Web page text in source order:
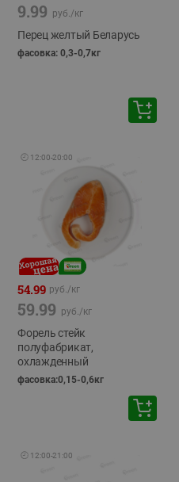
9.99 руб./кг
Перец желтый Беларусь
фасовка: 0,3-0,7кг
🕘 12:00-20:00
54.99 руб./кг
59.99 руб./кг
Форель стейк
полуфабрикат,
охлажденный
фасовка:0,15-0,6кг
🕘 12:00-21:00